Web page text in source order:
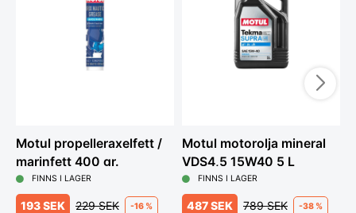
Motul propelleraxelfett /
marinfett 400 gr.
FINNS I LAGER
193 SEK 229 SEK -16 %
Motul motorolja mineral
VDS4,5 15W40 5 L
FINNS I LAGER
487 SEK 789 SEK -38 %